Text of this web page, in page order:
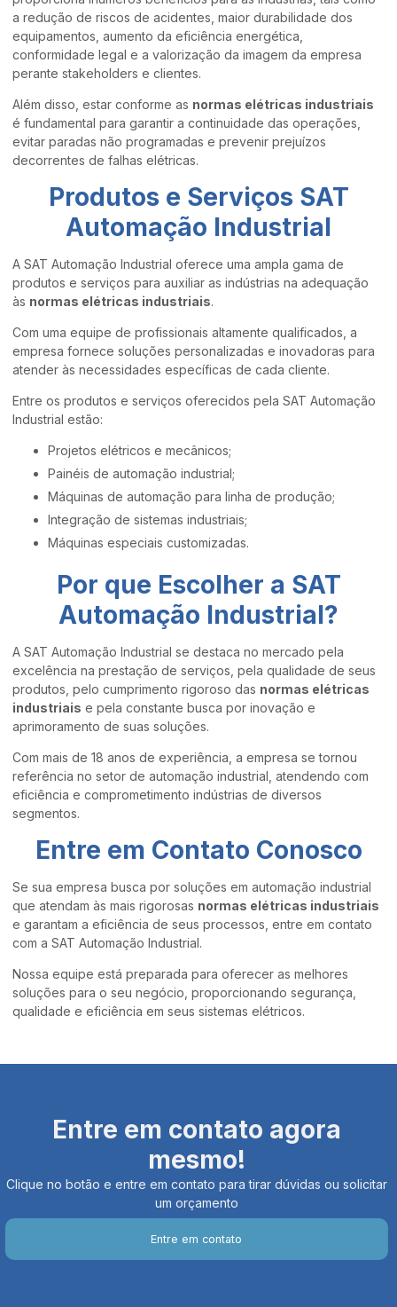
a redução de riscos de acidentes, maior durabilidade dos
equipamentos, aumento da eficiência energética,
conformidade legal e a valorização da imagem da empresa
perante stakeholders e clientes.
Além disso, estar conforme as normas elétricas industriais
é fundamental para garantir a continuidade das operações,
evitar paradas não programadas e prevenir prejuízos
decorrentes de falhas elétricas.
Produtos e Serviços SAT
Automação Industrial
A SAT Automação Industrial oferece uma ampla gama de
produtos e serviços para auxiliar as indústrias na adequação
às normas elétricas industriais.
Com uma equipe de profissionais altamente qualificados, a
empresa fornece soluções personalizadas e inovadoras para
atender às necessidades específicas de cada cliente.
Entre os produtos e serviços oferecidos pela SAT Automação
Industrial estão:
Projetos elétricos e mecânicos;
Painéis de automação industrial;
Máquinas de automação para linha de produção;
Integração de sistemas industriais;
Máquinas especiais customizadas.
Por que Escolher a SAT
Automação Industrial?
A SAT Automação Industrial se destaca no mercado pela
excelência na prestação de serviços, pela qualidade de seus
produtos, pelo cumprimento rigoroso das normas elétricas
industriais e pela constante busca por inovação e
aprimoramento de suas soluções.
Com mais de 18 anos de experiência, a empresa se tornou
referência no setor de automação industrial, atendendo com
eficiência e comprometimento indústrias de diversos
segmentos.
Entre em Contato Conosco
Se sua empresa busca por soluções em automação industrial
que atendam às mais rigorosas normas elétricas industriais
e garantam a eficiência de seus processos, entre em contato
com a SAT Automação Industrial.
Nossa equipe está preparada para oferecer as melhores
soluções para o seu negócio, proporcionando segurança,
qualidade e eficiência em seus sistemas elétricos.
Entre em contato agora
mesmo!
Clique no botão e entre em contato para tirar dúvidas ou solicitar
um orçamento
Entre em contato